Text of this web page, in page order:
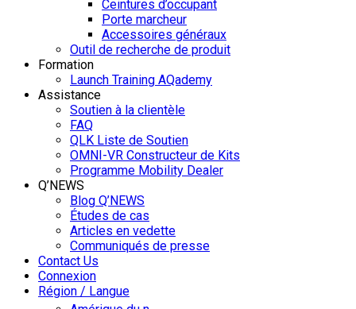
Ceintures d’occupant
Porte marcheur
Accessoires généraux
Outil de recherche de produit
Formation
Launch Training AQademy
Assistance
Soutien à la clientèle
FAQ
QLK Liste de Soutien
OMNI-VR Constructeur de Kits
Programme Mobility Dealer
Q’NEWS
Blog Q’NEWS
Études de cas
Articles en vedette
Communiqués de presse
Contact Us
Connexion
Région / Langue